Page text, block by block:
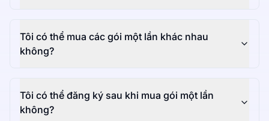
Tôi có thể mua các gói một lần khác nhau
không?
Tôi có thể đăng ký sau khi mua gói một lần
không?